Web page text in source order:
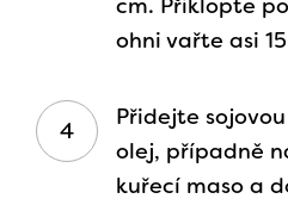
cm. Přiklopte
ohni vařte asi
Přidejte
olej, případně
kuřecí maso a